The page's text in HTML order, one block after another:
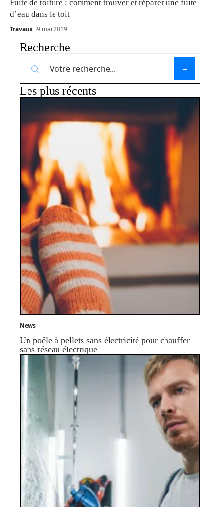
Fuite de toiture : comment trouver et réparer une fuite
d’eau dans le toit
Travaux 9 mai 2019
Recherche
Les plus récents
News
Un poêle à pellets sans électricité pour chauffer
sans réseau électrique